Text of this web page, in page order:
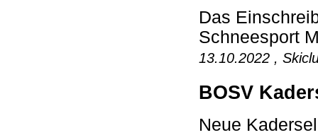
Das
Schneesport
13.10.2022 ,
BOSV
Neue